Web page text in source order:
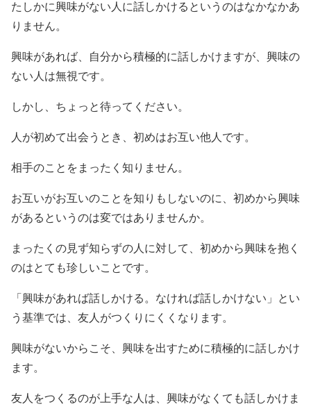
たしかに興味がない人に話しかけるというのはなかなかあ
りません。
興味があれば、自分から積極的に話しかけますが、興味の
ない人は無視です。
しかし、ちょっと待ってください。
人が初めて出会うとき、初めはお互い他人です。
相手のことをまったく知りません。
お互いがお互いのことを知りもしないのに、初めから興味
があるというのは変ではありませんか。
まったくの見ず知らずの人に対して、初めから興味を抱く
のはとても珍しいことです。
「興味があれば話しかける。なければ話しかけない」とい
う基準では、友人がつくりにくくなります。
興味がないからこそ、興味を出すために積極的に話しかけ
ます。
友人をつくるのが上手な人は、興味がなくても話しかけま